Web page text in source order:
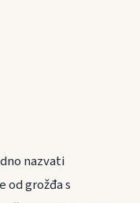
nazvati
od grožđa s